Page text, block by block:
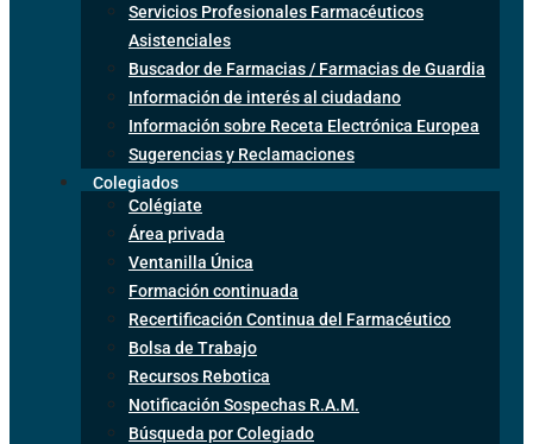
Servicios Profesionales Farmacéuticos
Asistenciales
Buscador de Farmacias / Farmacias de Guardia
Información de interés al ciudadano
Información sobre Receta Electrónica Europea
Sugerencias y Reclamaciones
Colegiados
Colégiate
Área privada
Ventanilla Única
Formación continuada
Recertificación Continua del Farmacéutico
Bolsa de Trabajo
Recursos Rebotica
Notificación Sospechas R.A.M.
Búsqueda por Colegiado